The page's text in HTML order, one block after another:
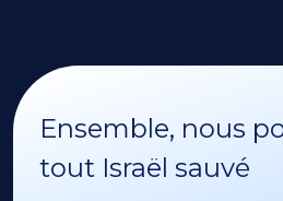
Ensemble, nous
tout Israël sauvé